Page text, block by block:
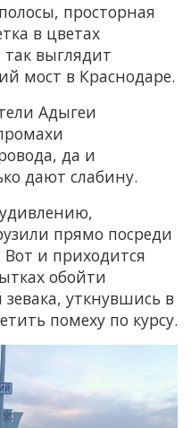
просторная
в цветах
так выглядит
мост в Краснодаре.
Адыгеи
да и
дают слабину.
прямо посреди
и приходится
обойти
уткнувшись в
помеху по курсу.